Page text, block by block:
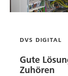
DVS DIGITAL
Gute
Zuhören